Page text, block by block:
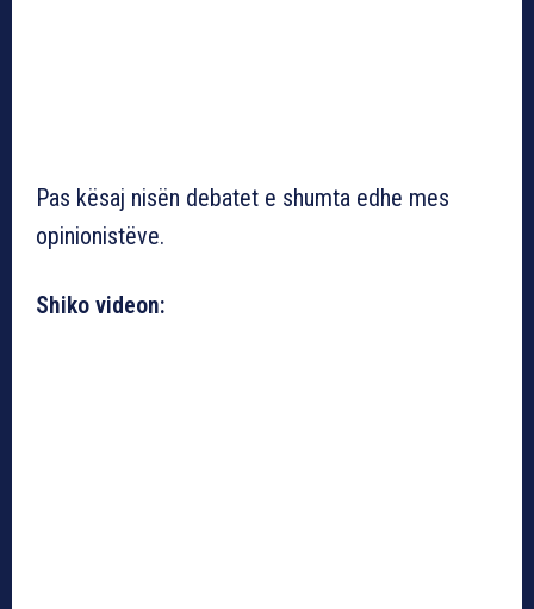
Pas kësaj nisën debatet e shumta edhe mes
opinionistëve.
Shiko videon: